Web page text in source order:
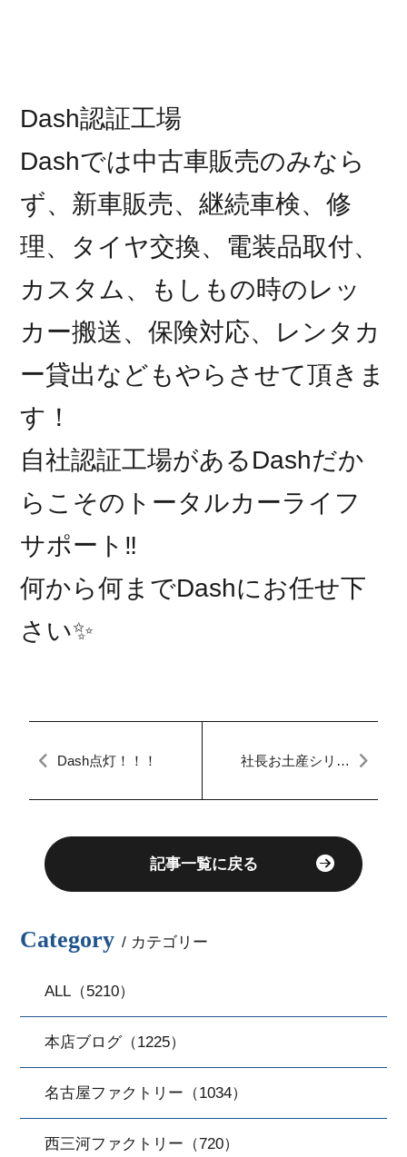
Dash認証工場
Dashでは中古車販売のみなら
ず、新車販売、継続車検、修
理、タイヤ交換、電装品取付、
カスタム、もしもの時のレッ
カー搬送、保険対応、レンタカ
ー貸出などもやらさせて頂きま
す！
自社認証工場があるDashだか
らこそのトータルカーライフ
サポート‼︎
何から何までDashにお任せ下
さい✨
Dash点灯！！！
社長お土産シリー
記事一覧に戻る
Category / カテゴリー
ALL（5210）
本店ブログ（1225）
名古屋ファクトリー（1034）
西三河ファクトリー（720）